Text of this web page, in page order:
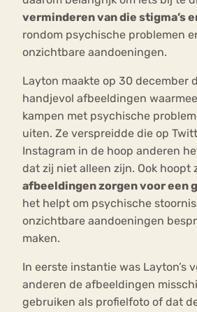
verminderen van die stigma’s
rondom psychische problemen
onzichtbare aandoeningen.
Layton maakte op 30 december
handjevol afbeeldingen
kampen met psychische
uiten. Ze verspreidde die op
Instagram in de hoop anderen
dat zij niet alleen zijn. Ook hoopt
afbeeldingen zorgen voor een
het helpt om psychische
onzichtbare aandoeningen
maken.
In eerste instantie was Layton’s
anderen de afbeeldingen
gebruiken als profielfoto of dat